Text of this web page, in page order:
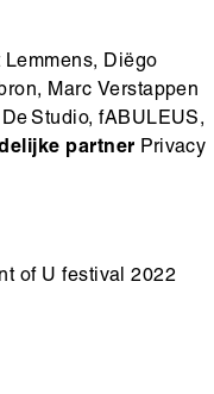
Diëgo
Marc Verstappen
De Studio, fABULEUS,
partner Privacy
of U festival 2022